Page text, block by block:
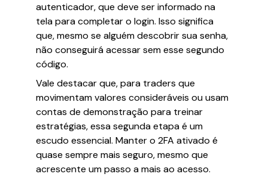
autenticador, que deve ser informado na
tela para completar o login. Isso significa
que, mesmo se alguém descobrir sua senha,
não conseguirá acessar sem esse segundo
código.
Vale destacar que, para traders que
movimentam valores consideráveis ou usam
contas de demonstração para treinar
estratégias, essa segunda etapa é um
escudo essencial. Manter o 2FA ativado é
quase sempre mais seguro, mesmo que
acrescente um passo a mais ao acesso.